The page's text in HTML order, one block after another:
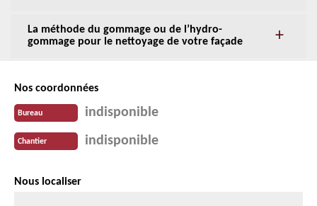
La méthode du gommage ou de l’hydro-
gommage pour le nettoyage de votre façade
Nos coordonnées
Bureau indisponible
Chantier indisponible
Nous localiser